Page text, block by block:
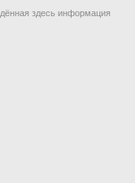
здесь информация